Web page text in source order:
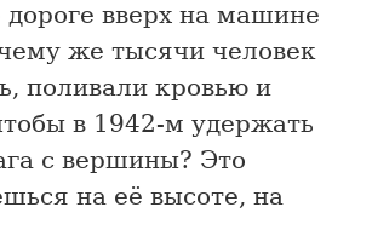
вверх на машине
же тысячи человек
поливали кровью и
в 1942-м удержать
с вершины? Это
на её высоте, на